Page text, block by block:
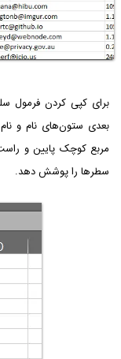
مربع کوچک پایین و
سطرها را پوشش دهد.